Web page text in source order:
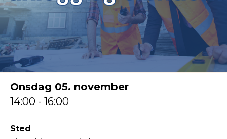
Onsdag 05. november
14:00 - 16:00
Sted